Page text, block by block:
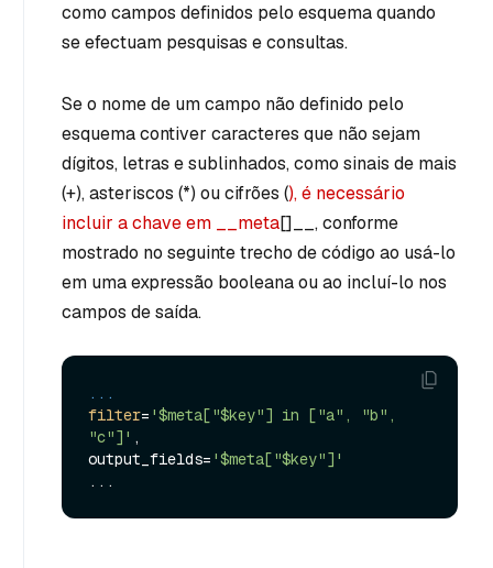
como campos definidos pelo esquema quando
se efectuam pesquisas e consultas.
Se o nome de um campo não definido pelo
esquema contiver caracteres que não sejam
dígitos, letras e sublinhados, como sinais de mais
(+), asteriscos (*) ou cifrões (), é necessário
incluir a chave em __meta[]__, conforme
mostrado no seguinte trecho de código ao usá-lo
em uma expressão booleana ou ao incluí-lo nos
campos de saída.
...
filter= '$meta["$key"] in ["a", "b",
"c"]' ,
output_fields= '$meta["$key"]'